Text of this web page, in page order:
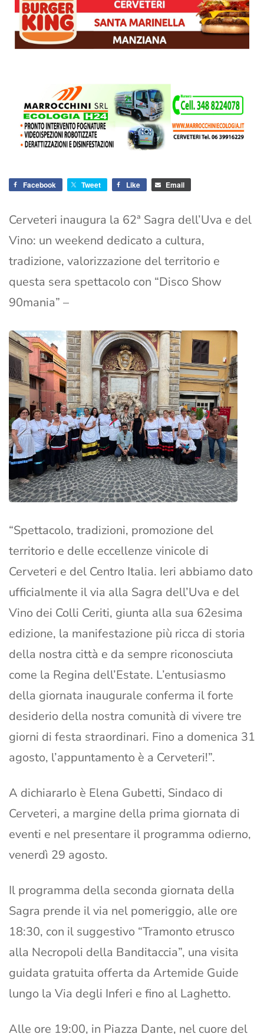
Facebook Tweet Like Email
Cerveteri inaugura la 62ª Sagra dell’Uva e del
Vino: un weekend dedicato a cultura,
tradizione, valorizzazione del territorio e
questa sera spettacolo con “Disco Show
90mania” –
“Spettacolo, tradizioni, promozione del
territorio e delle eccellenze vinicole di
Cerveteri e del Centro Italia. Ieri abbiamo dato
ufficialmente il via alla Sagra dell’Uva e del
Vino dei Colli Ceriti, giunta alla sua 62esima
edizione, la manifestazione più ricca di storia
della nostra città e da sempre riconosciuta
come la Regina dell’Estate. L’entusiasmo
della giornata inaugurale conferma il forte
desiderio della nostra comunità di vivere tre
giorni di festa straordinari. Fino a domenica 31
agosto, l’appuntamento è a Cerveteri!”.
A dichiararlo è Elena Gubetti, Sindaco di
Cerveteri, a margine della prima giornata di
eventi e nel presentare il programma odierno,
venerdì 29 agosto.
Il programma della seconda giornata della
Sagra prende il via nel pomeriggio, alle ore
18:30, con il suggestivo “Tramonto etrusco
alla Necropoli della Banditaccia”, una visita
guidata gratuita offerta da Artemide Guide
lungo la Via degli Inferi e fino al Laghetto.
Alle ore 19:00, in Piazza Dante, nel cuore del